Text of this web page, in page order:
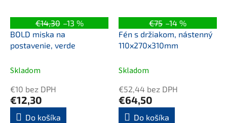
€14,30 –13 %
BOLD miska na
postavenie, verde
Skladom
€10 bez DPH
€12,30
Do košíka
€75 –14 %
Fén s držiakom, nástenný
110x270x310mm
Skladom
€52,44 bez DPH
€64,50
Do košíka